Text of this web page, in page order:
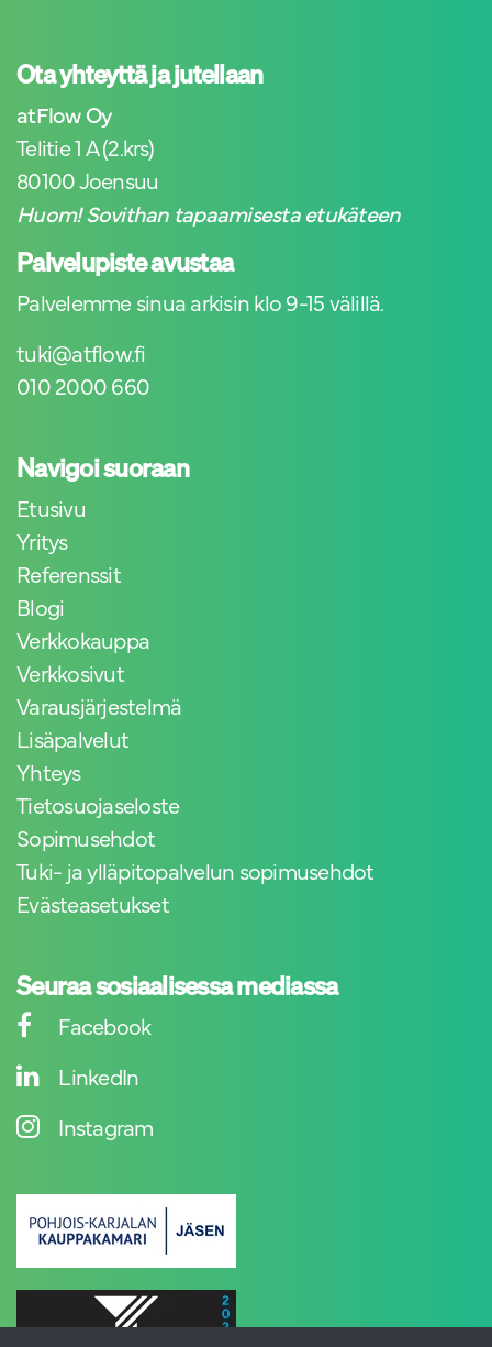
Ota yhteyttä ja jutellaan
atFlow Oy
Telitie 1 A (2.krs)
80100 Joensuu
Huom! Sovithan tapaamisesta etukäteen
Palvelupiste avustaa
Palvelemme sinua arkisin klo 9-15 välillä.
tuki@atflow.fi
010 2000 660
Navigoi suoraan
Etusivu
Yritys
Referenssit
Blogi
Verkkokauppa
Verkkosivut
Varausjärjestelmä
Lisäpalvelut
Yhteys
Tietosuojaseloste
Sopimusehdot
Tuki- ja ylläpitopalvelun sopimusehdot
Evästeasetukset
Seuraa sosiaalisessa mediassa
Facebook
LinkedIn
Instagram